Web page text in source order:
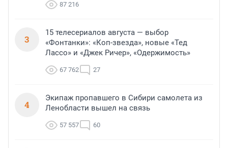
87 216
3
15 телесериалов августа — выбор
«Фонтанки»: «Коп-звезда», новые «Тед
Лассо» и «Джек Ричер», «Одержимость»
67 762 27
4
Экипаж пропавшего в Сибири самолета из
Ленобласти вышел на связь
57 557 60